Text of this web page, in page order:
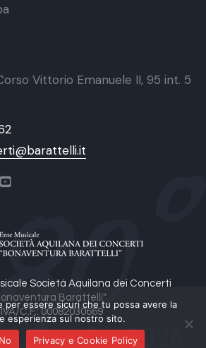
Società Aquilana dei Concerti
Barattelli"
C.F.: 00082030669
Vittorio Emanuele II, 95 int. 5
per essere sicuri che tu possa avere la
esperienza sul nostro sito.
No Privacy e Cookie Policy